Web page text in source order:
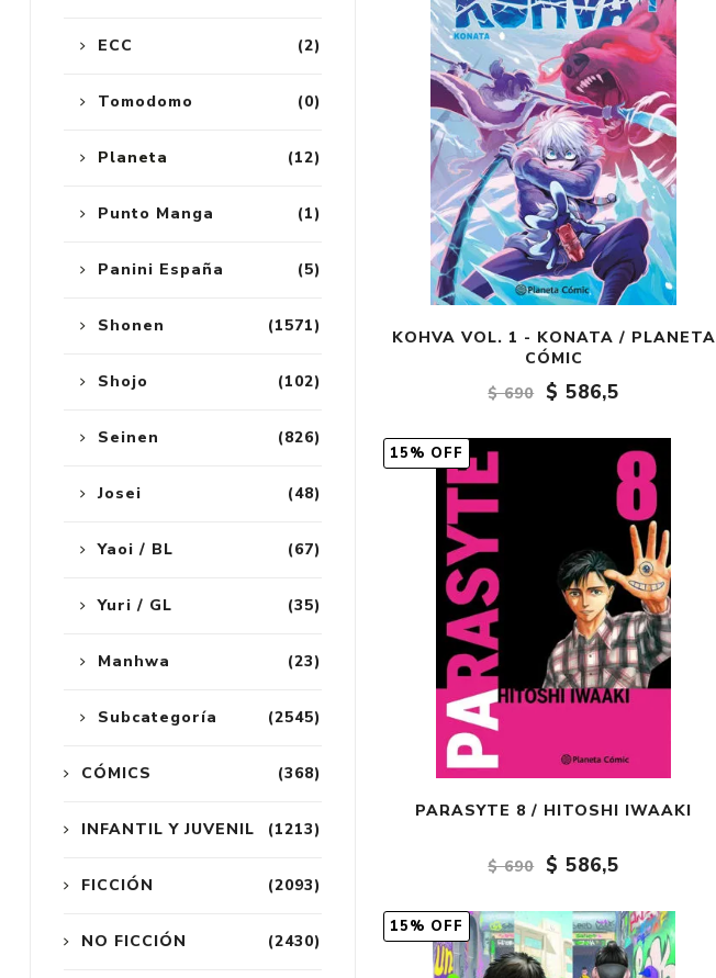
KOHVA VOL. 1 - KONATA / PLANETA
CÓMIC
$ 690
$ 586,5
15% OFF
PARASYTE 8 / HITOSHI IWAAKI
$ 690 $ 586,5
15% OFF
(2)
ECC
(0)
Tomodomo
(12)
Planeta
(1)
Punto Manga
(5)
Panini España
(1571)
Shonen
(102)
Shojo
(826)
Seinen
(48)
Josei
(67)
Yaoi / BL
(35)
Yuri / GL
(23)
Manhwa
(2545)
Subcategoría
(368)
CÓMICS
(1213)
INFANTIL Y JUVENIL
(2093)
FICCIÓN
(2430)
NO FICCIÓN